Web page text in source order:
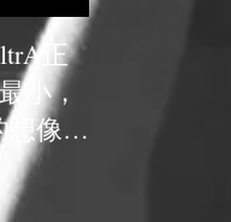
正
小，
想像的
換